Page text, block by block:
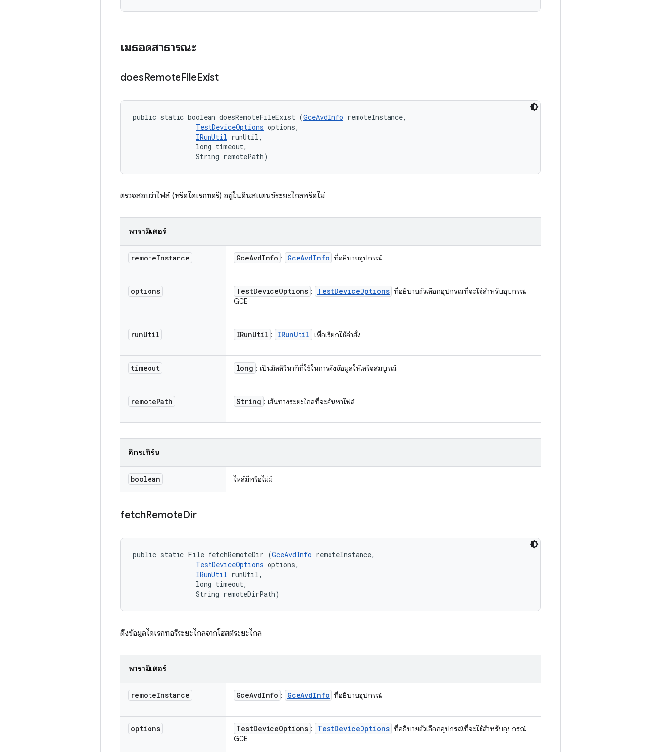
เมธอดสาธารณะ
doesRemoteFileExist
public static boolean doesRemoteFileExist (GceAvdInfo remoteInstance,
TestDeviceOptions options,
IRunUtil runUtil,
                long timeout,
                String remotePath)
ตรวจสอบว่าไฟล์ (หรือไดเรกทอรี) อยู่ในอินสแตนซ์ระยะไกลหรือไม่
พารามิเตอร์
remoteInstance GceAvdInfo : GceAvdInfo ที่อธิบายอุปกรณ์
options TestDeviceOptions : TestDeviceOptions ที่อธิบายตัวเลือกอุปกรณ์ที่จะใช้สำหรับอุปกรณ์
GCE
runUtil IRunUtil : IRunUtil เพื่อเรียกใช้คําสั่ง
timeout long : เป็นมิลลิวินาทีที่ใช้ในการดึงข้อมูลให้เสร็จสมบูรณ์
remotePath String : เส้นทางระยะไกลที่จะค้นหาไฟล์
คิกรีเทิร์น
boolean ไฟล์มีหรือไม่มี
fetchRemoteDir
public static File fetchRemoteDir (GceAvdInfo remoteInstance,
TestDeviceOptions options,
IRunUtil runUtil,
                long timeout,
                String remoteDirPath)
ดึงข้อมูลไดเรกทอรีระยะไกลจากโฮสต์ระยะไกล
พารามิเตอร์
remoteInstance GceAvdInfo : GceAvdInfo ที่อธิบายอุปกรณ์
options TestDeviceOptions : TestDeviceOptions ที่อธิบายตัวเลือกอุปกรณ์ที่จะใช้สำหรับอุปกรณ์
GCE